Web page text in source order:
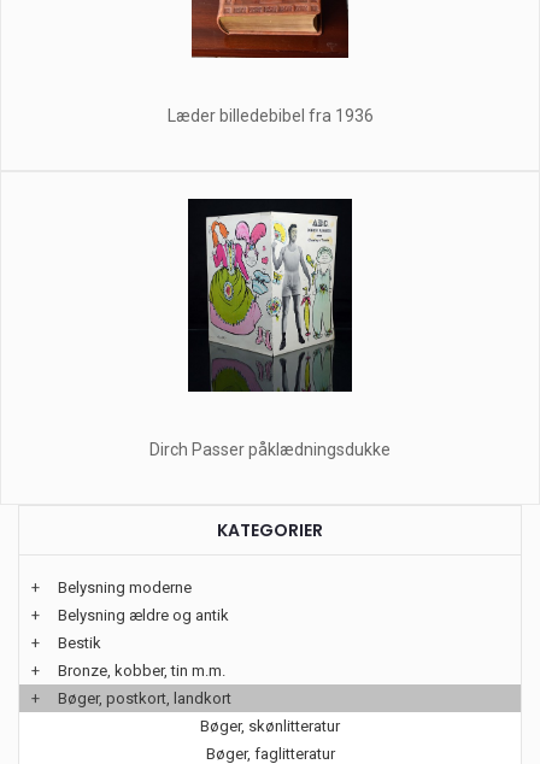
Læder billedebibel fra 1936
Dirch Passer påklædningsdukke
KATEGORIER
+
Belysning moderne
+
Belysning ældre og antik
+
Bestik
+
Bronze, kobber, tin m.m.
+
Bøger, postkort, landkort
Bøger, skønlitteratur
Bøger, faglitteratur